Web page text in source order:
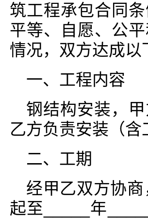
筑工程承包合同
平等、自愿、公
情况，双方达成以
一、工程内容
钢结构安装，
乙方负责安装（
二、工期
经甲乙双方协
起至_____年